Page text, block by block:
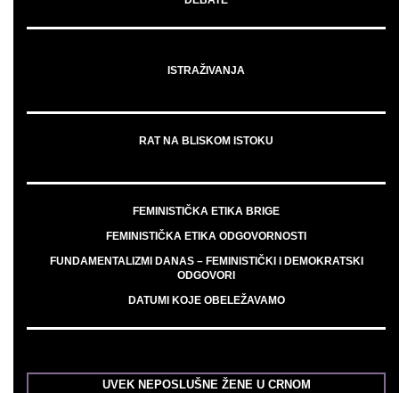
ISTRAŽIVANJA
RAT NA BLISKOM ISTOKU
FEMINISTIČKA ETIKA BRIGE
FEMINISTIČKA ETIKA ODGOVORNOSTI
FUNDAMENTALIZMI DANAS – FEMINISTIČKI I DEMOKRATSKI
ODGOVORI
DATUMI KOJE OBELEŽAVAMO
UVEK NEPOSLUŠNE ŽENE U CRNOM